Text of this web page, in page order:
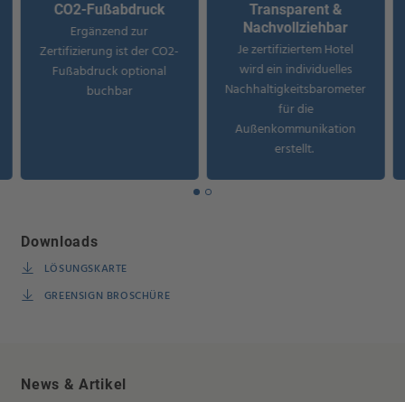
CO2-Fußabdruck
Ergänzend zur
Zertifizierung ist der CO2-
Fußabdruck optional
buchbar
Transparent &
Nachvollziehbar
Je zertifiziertem Hotel
wird ein individuelles
Nachhaltigkeitsbarometer
für die
Außenkommunikation
erstellt.
Downloads
LÖSUNGSKARTE
GREENSIGN BROSCHÜRE
News & Artikel